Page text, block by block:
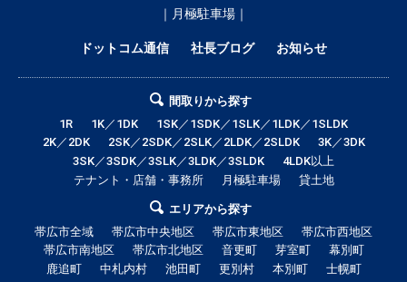
｜月極駐車場｜
ドットコム通信 社長ブログ お知らせ
間取りから探す
1R
1K／1DK
1SK／1SDK／1SLK／1LDK／1SLDK
2K／2DK
2SK／2SDK／2SLK／2LDK／2SLDK
3K／3DK
3SK／3SDK／3SLK／3LDK／3SLDK
4LDK以上
テナント・店舗・事務所
月極駐車場 貸土地
エリアから探す
帯広市全域
帯広市中央地区 帯広市東地区
帯広市西地区
帯広市南地区
帯広市北地区 音更町 芽室町
幕別町
鹿追町
中札内村 池田町 更別村 本別町
士幌町